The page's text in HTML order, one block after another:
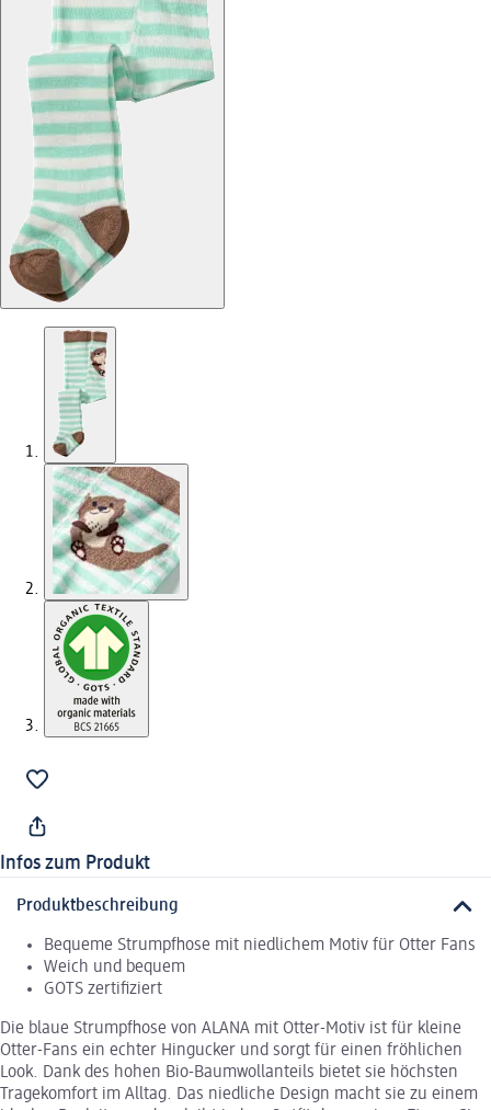
Infos zum Produkt
Produktbeschreibung
Bequeme Strumpfhose mit niedlichem Motiv für Otter Fans
Weich und bequem
GOTS zertifiziert
Die blaue Strumpfhose von ALANA mit Otter-Motiv ist für kleine
Otter-Fans ein echter Hingucker und sorgt für einen fröhlichen
Look. Dank des hohen Bio-Baumwollanteils bietet sie höchsten
Tragekomfort im Alltag. Das niedliche Design macht sie zu einem